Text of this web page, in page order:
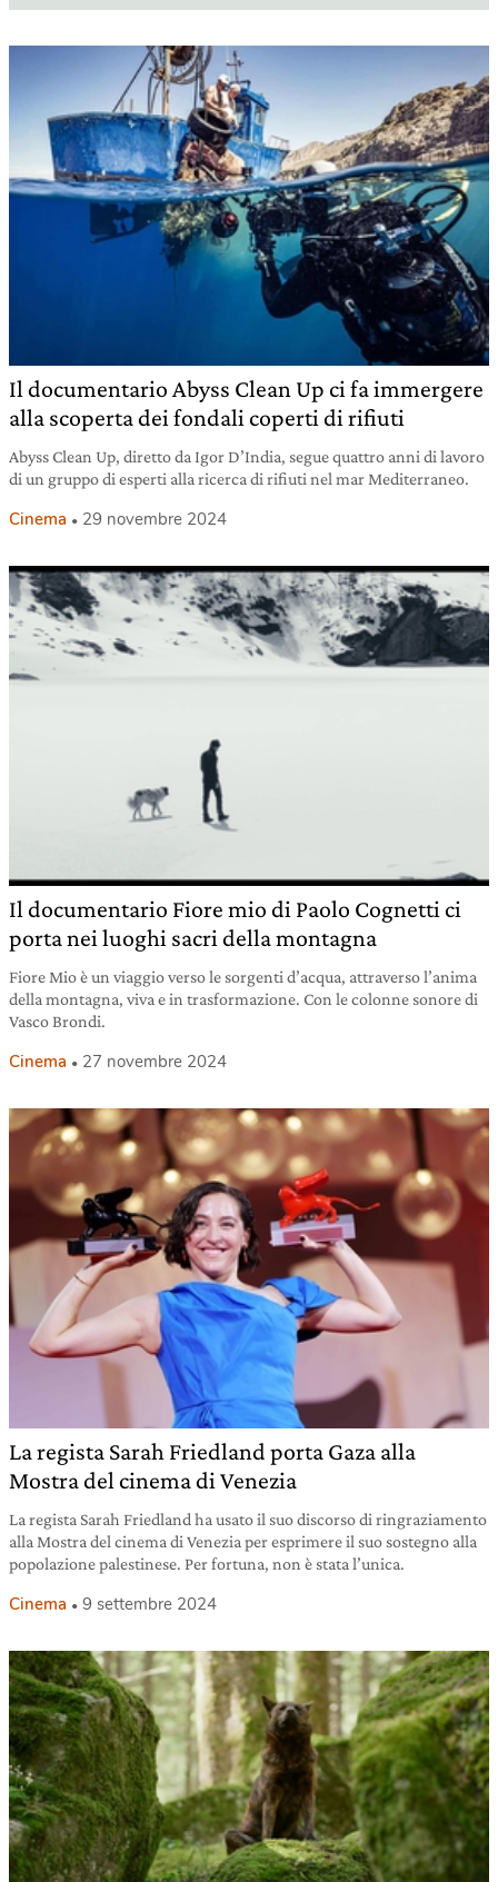
Il documentario Abyss Clean Up ci fa immergere
alla scoperta dei fondali coperti di rifiuti
Abyss Clean Up, diretto da Igor D’India, segue quattro anni di lavoro
di un gruppo di esperti alla ricerca di rifiuti nel mar Mediterraneo.
Cinema 29 novembre 2024
Il documentario Fiore mio di Paolo Cognetti ci
porta nei luoghi sacri della montagna
Fiore Mio è un viaggio verso le sorgenti d’acqua, attraverso l’anima
della montagna, viva e in trasformazione. Con le colonne sonore di
Vasco Brondi.
Cinema 27 novembre 2024
La regista Sarah Friedland porta Gaza alla
Mostra del cinema di Venezia
La regista Sarah Friedland ha usato il suo discorso di ringraziamento
alla Mostra del cinema di Venezia per esprimere il suo sostegno alla
popolazione palestinese. Per fortuna, non è stata l’unica.
Cinema 9 settembre 2024